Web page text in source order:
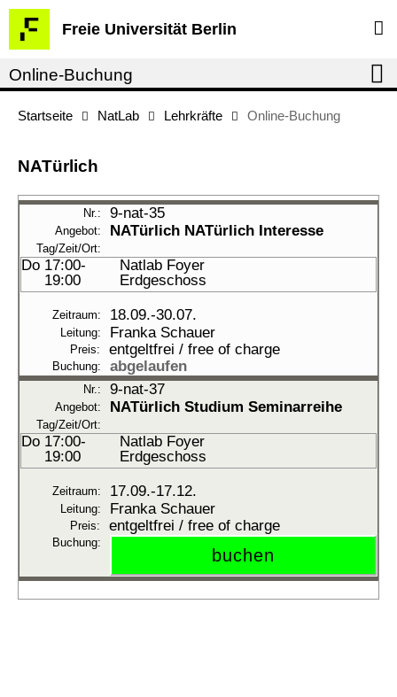
Springe
direkt
zu
Inhalt
Freie Universität Berlin
Service-
Navigation
Online-Buchung
Startseite NatLab Lehrkräfte Online-Buchung
NATürlich
9-nat-35
NATürlich NATürlich Interesse
Do 17:00-
19:00
Natlab Foyer
Erdgeschoss
18.09.-30.07.
Franka Schauer
entgeltfrei / free of charge
abgelaufen
9-nat-37
NATürlich Studium Seminarreihe
Do 17:00-
19:00
Natlab Foyer
Erdgeschoss
17.09.-17.12.
Franka Schauer
entgeltfrei / free of charge